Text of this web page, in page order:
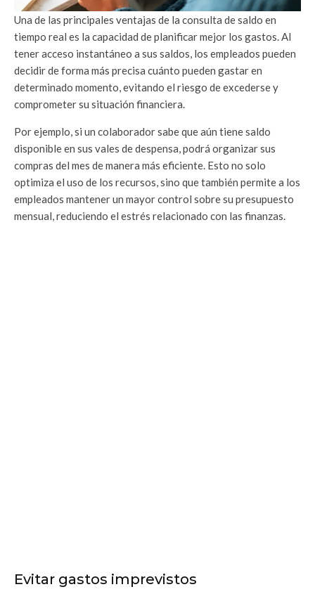
Una de las principales ventajas de la consulta de saldo en
tiempo real es la capacidad de planificar mejor los gastos. Al
tener acceso instantáneo a sus saldos, los empleados pueden
decidir de forma más precisa cuánto pueden gastar en
determinado momento, evitando el riesgo de excederse y
comprometer su situación financiera.
Por ejemplo, si un colaborador sabe que aún tiene saldo
disponible en sus vales de despensa, podrá organizar sus
compras del mes de manera más eficiente. Esto no solo
optimiza el uso de los recursos, sino que también permite a los
empleados mantener un mayor control sobre su presupuesto
mensual, reduciendo el estrés relacionado con las finanzas.
Evitar gastos imprevistos